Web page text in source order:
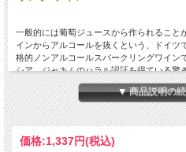
一般的には葡萄ジュースから作られること
インからアルコールを抜くという、ドイツ
格的ノンアルコールスパークリングワイン
シア、ジャキムのハラル認証を得ている驚
おしゃれなボトルはギフトにも最適､産婦
お酒を飲めない人でも、”乾杯”の楽しさを
グワインです。
冷やしてお召し上がり下さい。
▼ 商品説明の
価格:1,337円(税込)